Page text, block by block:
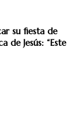
su fiesta de
de Jesús: “Este